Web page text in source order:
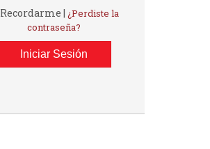
Recordarme | ¿Perdiste la
contraseña?